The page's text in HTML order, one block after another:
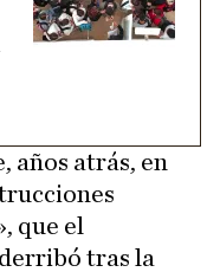
años atrás, en
que el
tras la